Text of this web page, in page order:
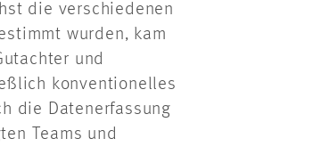
die verschiedenen
wurden, kam
und
konventionelles
die Datenerfassung
Teams und